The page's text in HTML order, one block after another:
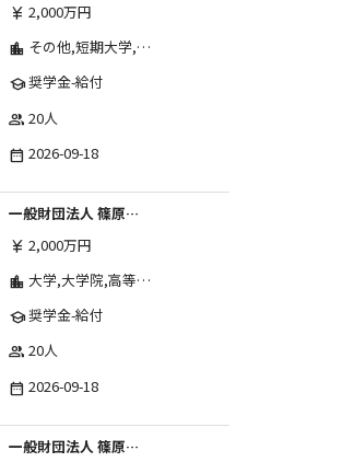
currency_yen 2,000万円
location_city その他,短期大学,専修学校,高等専門学校,高等学校,大学院,大学
school奨学金-給付
group 20人
date_range 2026-09-18
一般財団法人 篠原欣子記念財団 (海外留学奨学金グループ)
currency_yen 2,000万円
location_city 大学,大学院,高等学校,その他,高等専門学校,専修学校,短期大学
school奨学金-給付
group 20人
date_range 2026-09-18
一般財団法人 篠原欣子記念財団 (海外留学奨学金グループ)